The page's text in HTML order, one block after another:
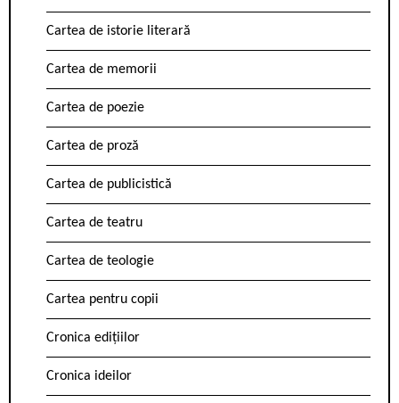
Cartea de istorie literară
Cartea de memorii
Cartea de poezie
Cartea de proză
Cartea de publicistică
Cartea de teatru
Cartea de teologie
Cartea pentru copii
Cronica edițiilor
Cronica ideilor